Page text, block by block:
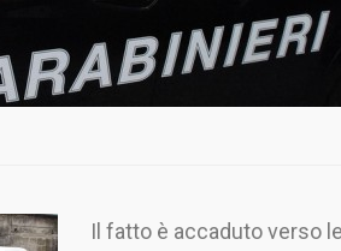
Il fatto è accaduto verso